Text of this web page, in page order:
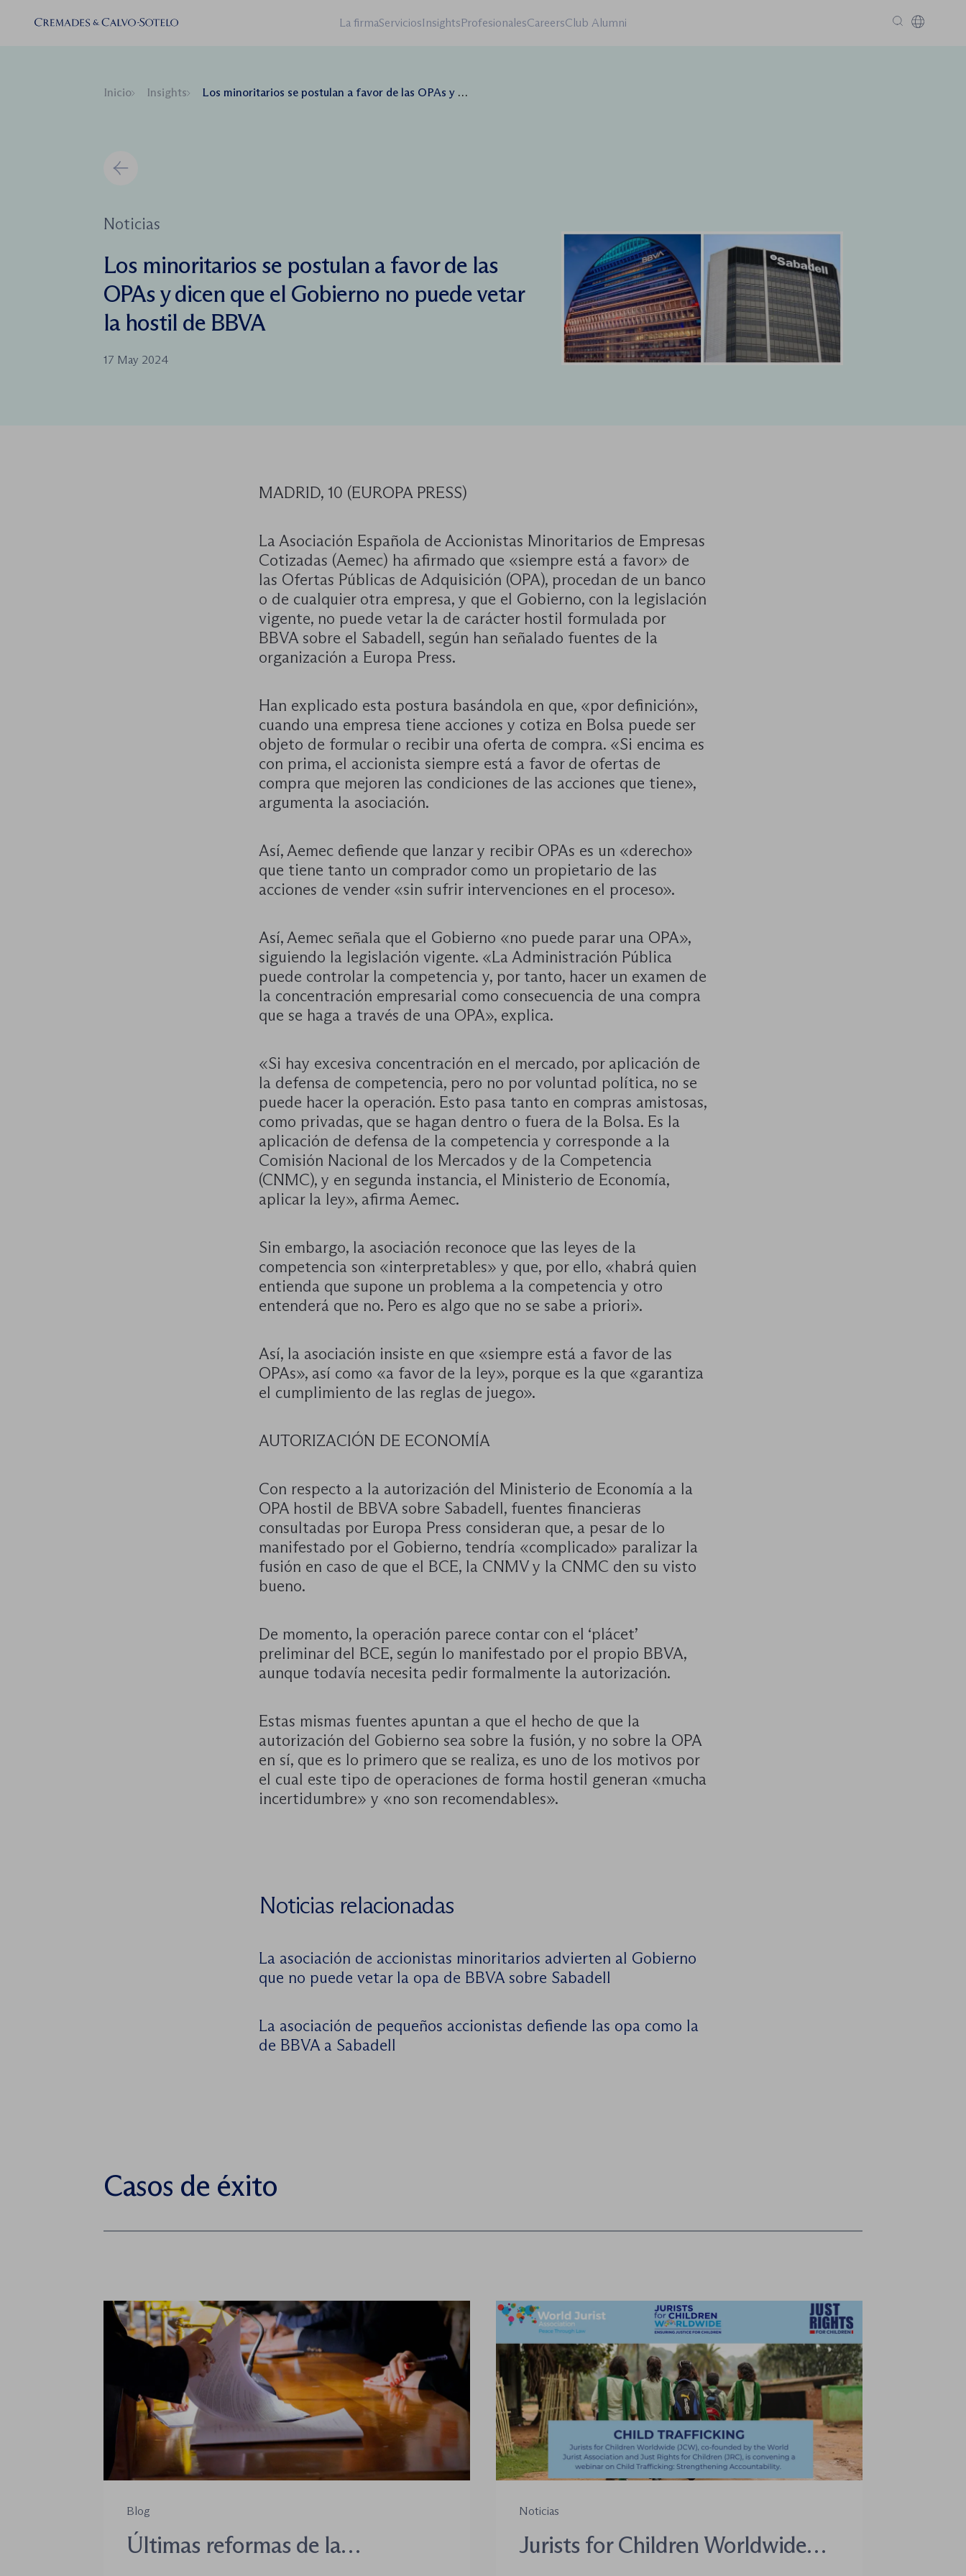
La firmaServiciosInsightsProfesionalesCareersClub Alumni
Inicio Insights Los minoritarios se postulan a favor de las OPAs y dicen que el Gobierno no puede vetar la hostil de BBVA
Noticias
Los minoritarios se postulan a favor de las
OPAs y dicen que el Gobierno no puede vetar
la hostil de BBVA
17 May 2024
MADRID, 10 (EUROPA PRESS)
La Asociación Española de Accionistas Minoritarios de Empresas
Cotizadas (Aemec) ha afirmado que «siempre está a favor» de
las Ofertas Públicas de Adquisición (OPA), procedan de un banco
o de cualquier otra empresa, y que el Gobierno, con la legislación
vigente, no puede vetar la de carácter hostil formulada por
BBVA sobre el Sabadell, según han señalado fuentes de la
organización a Europa Press.
Han explicado esta postura basándola en que, «por definición»,
cuando una empresa tiene acciones y cotiza en Bolsa puede ser
objeto de formular o recibir una oferta de compra. «Si encima es
con prima, el accionista siempre está a favor de ofertas de
compra que mejoren las condiciones de las acciones que tiene»,
argumenta la asociación.
Así, Aemec defiende que lanzar y recibir OPAs es un «derecho»
que tiene tanto un comprador como un propietario de las
acciones de vender «sin sufrir intervenciones en el proceso».
Así, Aemec señala que el Gobierno «no puede parar una OPA»,
siguiendo la legislación vigente. «La Administración Pública
puede controlar la competencia y, por tanto, hacer un examen de
la concentración empresarial como consecuencia de una compra
que se haga a través de una OPA», explica.
«Si hay excesiva concentración en el mercado, por aplicación de
la defensa de competencia, pero no por voluntad política, no se
puede hacer la operación. Esto pasa tanto en compras amistosas,
como privadas, que se hagan dentro o fuera de la Bolsa. Es la
aplicación de defensa de la competencia y corresponde a la
Comisión Nacional de los Mercados y de la Competencia
(CNMC), y en segunda instancia, el Ministerio de Economía,
aplicar la ley», afirma Aemec.
Sin embargo, la asociación reconoce que las leyes de la
competencia son «interpretables» y que, por ello, «habrá quien
entienda que supone un problema a la competencia y otro
entenderá que no. Pero es algo que no se sabe a priori».
Así, la asociación insiste en que «siempre está a favor de las
OPAs», así como «a favor de la ley», porque es la que «garantiza
el cumplimiento de las reglas de juego».
AUTORIZACIÓN DE ECONOMÍA
Con respecto a la autorización del Ministerio de Economía a la
OPA hostil de BBVA sobre Sabadell, fuentes financieras
consultadas por Europa Press consideran que, a pesar de lo
manifestado por el Gobierno, tendría «complicado» paralizar la
fusión en caso de que el BCE, la CNMV y la CNMC den su visto
bueno.
De momento, la operación parece contar con el ‘plácet’
preliminar del BCE, según lo manifestado por el propio BBVA,
aunque todavía necesita pedir formalmente la autorización.
Estas mismas fuentes apuntan a que el hecho de que la
autorización del Gobierno sea sobre la fusión, y no sobre la OPA
en sí, que es lo primero que se realiza, es uno de los motivos por
el cual este tipo de operaciones de forma hostil generan «mucha
incertidumbre» y «no son recomendables».
Noticias relacionadas
La asociación de accionistas minoritarios advierten al Gobierno
que no puede vetar la opa de BBVA sobre Sabadell
La asociación de pequeños accionistas defiende las opa como la
de BBVA a Sabadell
Casos de éxito
Blog
Últimas reformas de la
Noticias
Jurists for Children Worldwide